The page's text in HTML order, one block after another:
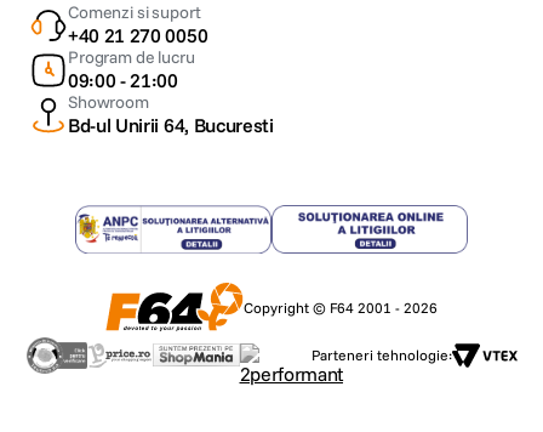
Comenzi si suport
+40 21 270 0050
Program de lucru
09:00 - 21:00
Showroom
Bd-ul Unirii 64, Bucuresti
Copyright © F64 2001 - 2026
Parteneri tehnologie: